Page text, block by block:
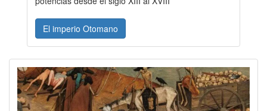
El imperio Otomano